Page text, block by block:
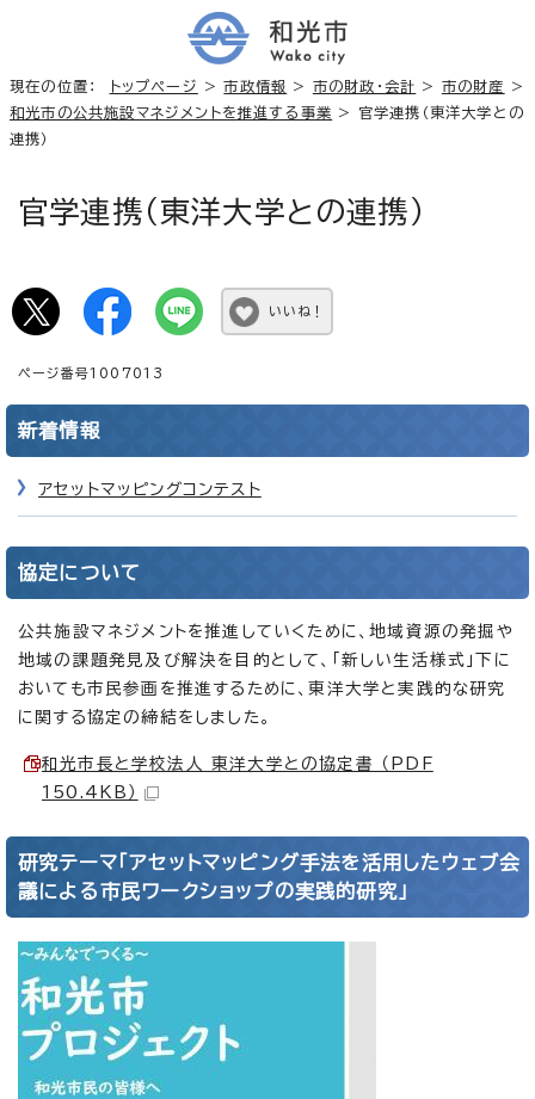
現在の位置： トップページ >市政情報 > 市の財政・会計 > 市の財産
>
和光市の公共施設マネジメントを推進する事業 > 官学連携（東洋大学との
連携）
官学連携（東洋大学との連携）
いいね！
ページ番号1007013
新着情報
アセットマッピングコンテスト
協定について
公共施設マネジメントを推進していくために、地域資源の発掘や
地域の課題発見及び解決を目的として、「新しい生活様式」下に
おいても市民参画を推進するために、東洋大学と実践的な研究
に関する協定の締結をしました。
和光市長と学校法人 東洋大学との協定書 （PDF
150.4KB）
研究テーマ「アセットマッピング手法を活用したウェブ会
議による市民ワークショップの実践的研究」